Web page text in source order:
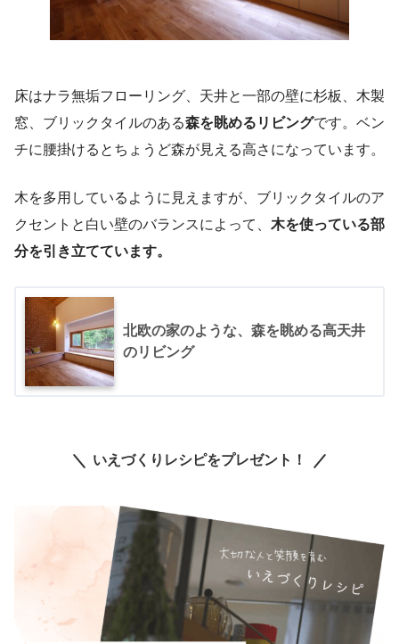
床はナラ無垢フローリング、天井と一部の壁に杉板、木製
窓、ブリックタイルのある森を眺めるリビングです。ベン
チに腰掛けるとちょうど森が見える高さになっています。
木を多用しているように見えますが、ブリックタイルのア
クセントと白い壁のバランスによって、 木を使っている部
分を引き立てています。
北欧の家のような、森を眺める高天井
のリビング
いえづくりレシピをプレゼント！